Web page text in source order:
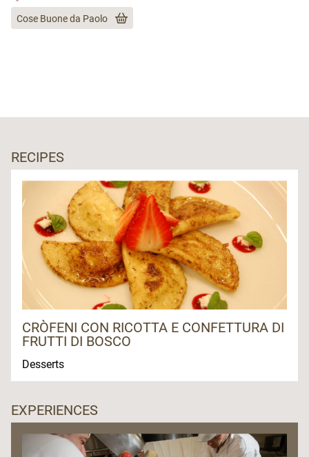
Cose Buone da Paolo
RECIPES
CRÒFENI CON RICOTTA E CONFETTURA DI
FRUTTI DI BOSCO
Desserts
EXPERIENCES